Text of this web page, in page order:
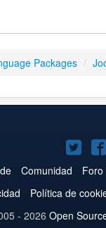
Packages /
en
Comunidad Foro
Política de
- 2026 Open